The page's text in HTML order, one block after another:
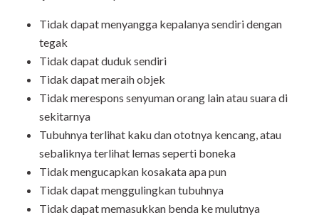
Tidak dapat menyangga kepalanya sendiri dengan
tegak
Tidak dapat duduk sendiri
Tidak dapat meraih objek
Tidak merespons senyuman orang lain atau suara di
sekitarnya
Tubuhnya terlihat kaku dan ototnya kencang, atau
sebaliknya terlihat lemas seperti boneka
Tidak mengucapkan kosakata apa pun
Tidak dapat menggulingkan tubuhnya
Tidak dapat memasukkan benda ke mulutnya